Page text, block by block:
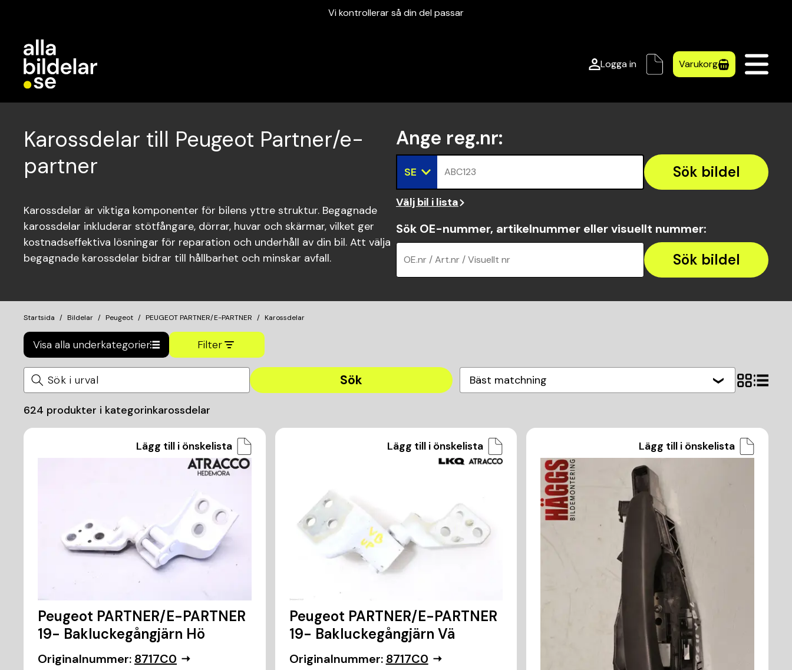
Vi kontrollerar så din del passar
Logga in Varukorg
Karossdelar till Peugeot Partner/e-
partner
Karossdelar är viktiga komponenter för bilens yttre struktur. Begagnade
karossdelar inkluderar stötfångare, dörrar, huvar och skärmar, vilket ger
kostnadseffektiva lösningar för reparation och underhåll av din bil. Att välja
begagnade karossdelar bidrar till hållbarhet och minskar avfall.
Ange reg.nr:
SE ABC123 Sök bildel
Välj bil i lista
Sök OE-nummer, artikelnummer eller visuellt nummer:
OE.nr / Art.nr / Visuellt nr Sök bildel
Startsida Bildelar Peugeot PEUGEOT PARTNER/E-PARTNER Karossdelar
Visa alla underkategorier Filter
Sök Bäst matchning
624 produkter i kategorinkarossdelar
Lägg till i önskelista
Peugeot PARTNER/E-PARTNER
19- Bakluckegångjärn Hö
Originalnummer: 8717C0
Lägg till i önskelista
Peugeot PARTNER/E-PARTNER
19- Bakluckegångjärn Vä
Originalnummer: 8717C0
Lägg till i önskelista